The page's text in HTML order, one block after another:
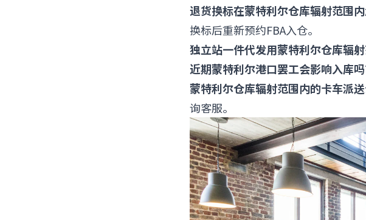
退货换标在蒙特利尔仓库辐射范围内
换标后重新预约FBA入仓。
独立站一件代发用蒙特利尔仓库辐射
近期蒙特利尔港口罢工会影响入库吗
蒙特利尔仓库辐射范围内的卡车派送
询客服。